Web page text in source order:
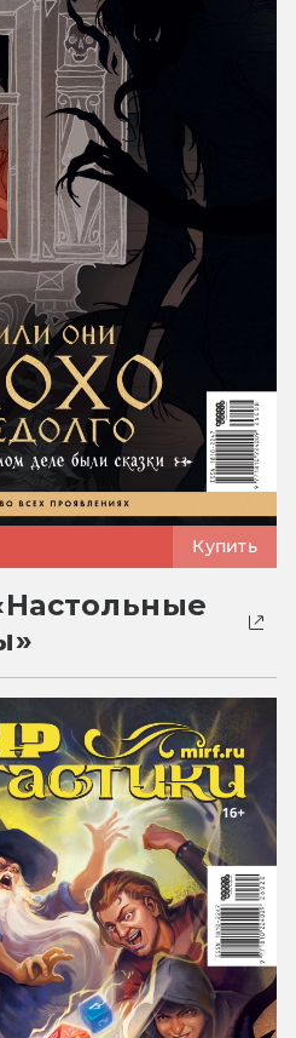
Купить